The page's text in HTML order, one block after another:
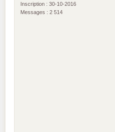
Inscription : 30-10-2016
Messages : 2 514